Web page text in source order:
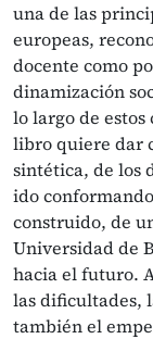
una de las
europeas,
docente como
dinamización
lo largo de
libro quiere dar
sintética, de los
ido
construido, de
Universidad de
hacia el futuro.
las dificultades,
también el